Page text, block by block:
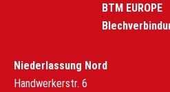
BTM EUROPE
Niederlassung Nord
Handwerkerstr. 6